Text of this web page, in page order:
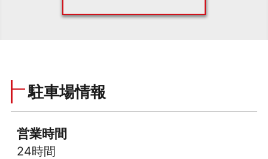
駐車場情報
営業時間
24時間